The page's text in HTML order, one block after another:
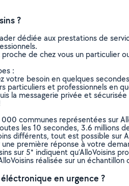
?
dédiée aux prestations de
de chez vous un particulier
:
votre besoin en quelques
particuliers et professionnels en
la messagerie privée et
communes représentées sur
les 10 secondes, 3.6 millions
différents, tout est possible sur
première réponse à votre
sur 5* indiquent qu’AlloVoisins
réalisée sur un
en urgence ?